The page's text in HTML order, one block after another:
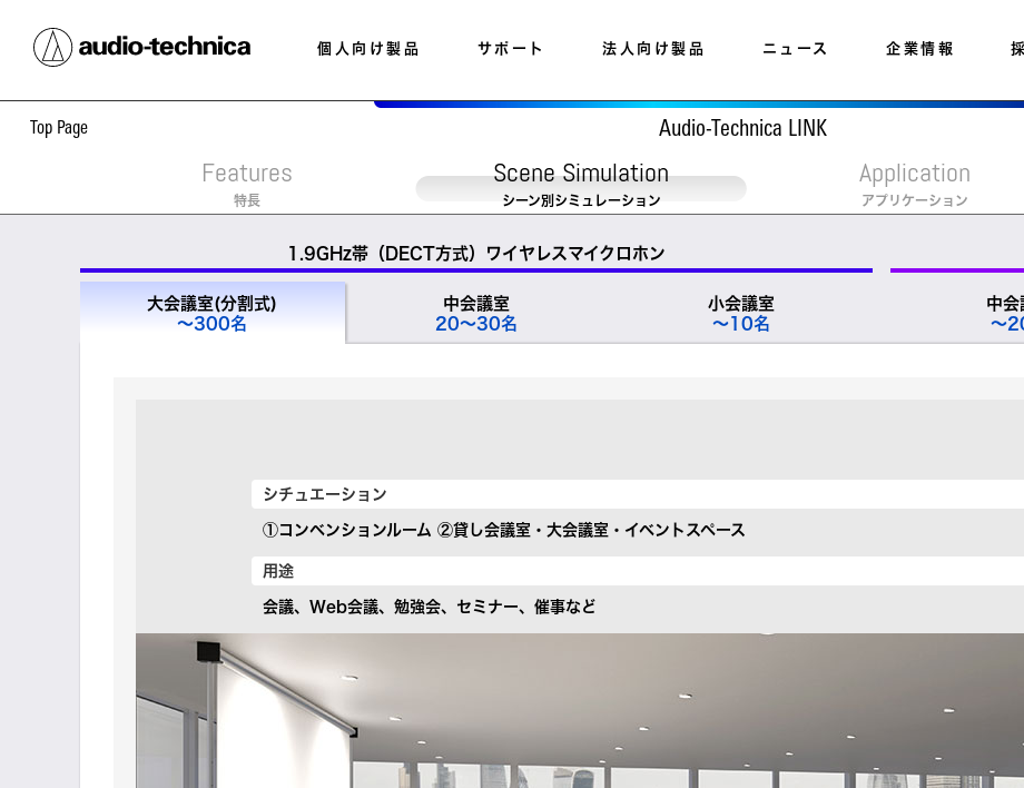
個人向け製品 サポート 法人向け製品 ニュース 企業情報
Audio-Technica LINK
Top Page
Features
特長
Scene Simulation
シーン別シミュレーション
Application
アプリケーション
1.9GHz帯（DECT方式）ワイヤレスマイクロホン
大会議室(分割式)
～300名
中会議室
20～30名
小会議室
～10名
中会
～
シチュエーション
①コンベンションルーム ②貸し会議室・大会議室・イベントスペース
用途
会議、Web会議、勉強会、セミナー、催事など